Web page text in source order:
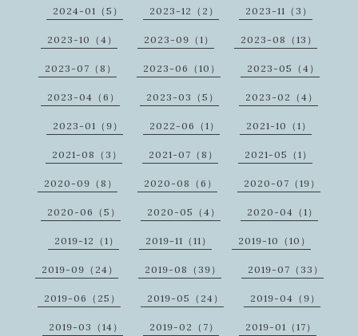
2024-01（5） 2023-12（2） 2023-11（3）
2023-10（4） 2023-09（1） 2023-08（13）
2023-07（8） 2023-06（10） 2023-05（4）
2023-04（6） 2023-03（5） 2023-02（4）
2023-01（9） 2022-06（1） 2021-10（1）
2021-08（3） 2021-07（8） 2021-05（1）
2020-09（8） 2020-08（6） 2020-07（19）
2020-06（5） 2020-05（4） 2020-04（1）
2019-12（1） 2019-11（11） 2019-10（10）
2019-09（24） 2019-08（39） 2019-07（33）
2019-06（25） 2019-05（24） 2019-04（9）
2019-03（14） 2019-02（7） 2019-01（17）